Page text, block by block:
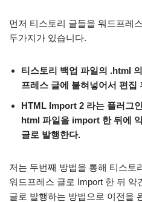
먼저 티스토리 글들을 워드프레
두가지가 있습니다.
티스토리 백업 파일의 .html
프레스 글에 붙혀넣어서 편집
HTML Import 2 라는 플러그
html 파일을 import 한 뒤에
글로 발행한다.
저는 두번째 방법을 통해 티스토
워드프레스 글로 Import 한 뒤 약
글로 발행하는 방법으로 이전을